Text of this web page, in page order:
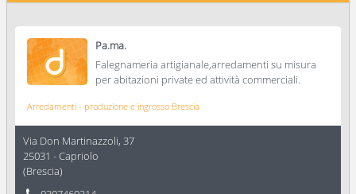
Pa.ma.
Falegnameria artigianale,arredamenti su misura
per abitazioni private ed attività commerciali.
Arredamenti - produzione e ingrosso Brescia
Via Don Martinazzoli, 37
25031 -Capriolo
(Brescia)